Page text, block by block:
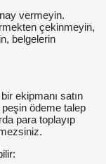
vermeyin.
çekinmeyin,
belgelerin
ekipmanı satın
peşin ödeme talep
para toplayıp